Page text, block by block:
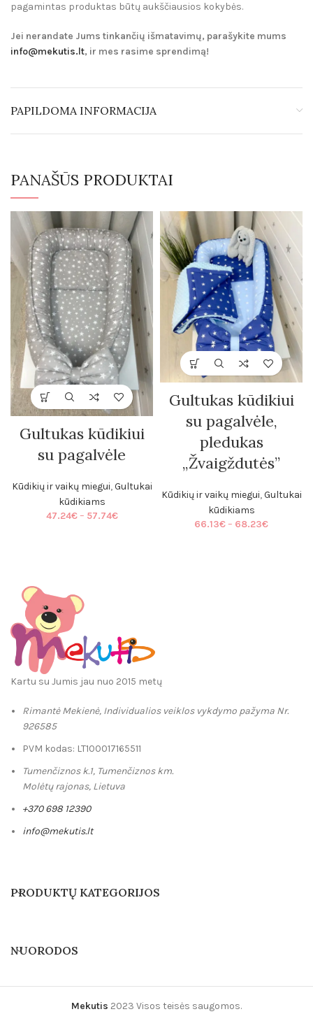
pagamintas produktas būtų aukščiausios kokybės.
Jei nerandate Jums tinkančių išmatavimų, parašykite mums
info@mekutis.lt, ir mes rasime sprendimą!
PAPILDOMA INFORMACIJA
PANAŠŪS PRODUKTAI
Gultukas kūdikiui
su pagalvėle
Kūdikių ir vaikų miegui,Gultukai
kūdikiams
47.24€ – 57.74€Price
Gultukas kūdikiui
su pagalvėle,
pledukas
„Žvaigždutės”
Kūdikių ir vaikų miegui,Gultukai
kūdikiams
66.13€– 68.23€Price
Kartu su Jumis jau nuo 2015 metų
Rimantė Mekienė, Individualios veiklos vykdymo pažyma Nr.
926585
PVM kodas: LT100017165511
Tumenčiznos k.1, Tumenčiznos km.
Molėtų rajonas, Lietuva
+370 698 12390
info@mekutis.lt
PRODUKTŲ KATEGORIJOS
NUORODOS
Mekutis 2023 Visos teisės saugomos.